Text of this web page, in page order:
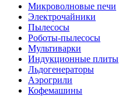
Микроволновые печи
Электрочайники
Пылесосы
Роботы-пылесосы
Мультиварки
Индукционные плиты
Льдогенераторы
Аэрогрили
Кофемашины